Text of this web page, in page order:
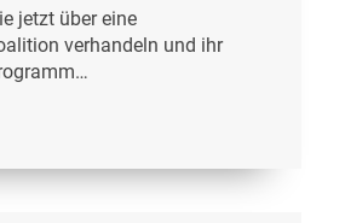
jetzt über eine
verhandeln und ihr